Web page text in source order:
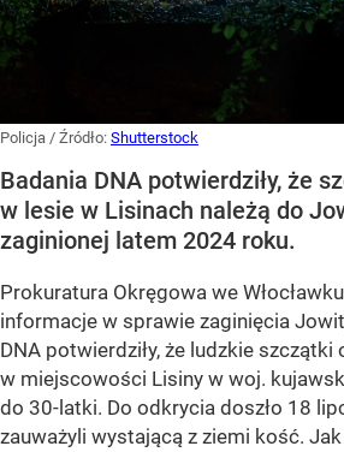
Policja / Źródło: Shutterstock
Badania DNA potwierdziły, że
w lesie w Lisinach należą do
zaginionej latem 2024 roku.
Prokuratura Okręgowa we
informacje w sprawie zaginięcia
DNA potwierdziły, że ludzkie szczątki
w miejscowości Lisiny w woj.
do 30-latki. Do odkrycia doszło 18
zauważyli wystającą z ziemi kość.